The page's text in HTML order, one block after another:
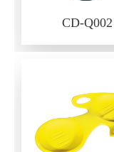
CD-Q002